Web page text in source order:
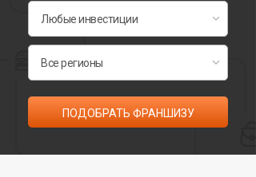
ПОДОБРАТЬ ФРАНШИЗУ